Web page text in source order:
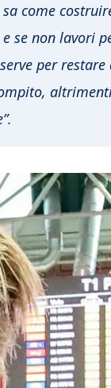
come
se non lavori
per